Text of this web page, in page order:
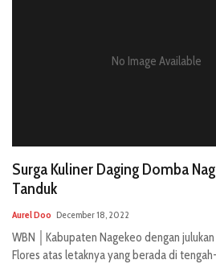
No Image Available
Surga Kuliner Daging Domba
Tanduk
Aurel Doo December 18, 2022
WBN │Kabupaten Nagekeo dengan
Flores atas letaknya yang berada di